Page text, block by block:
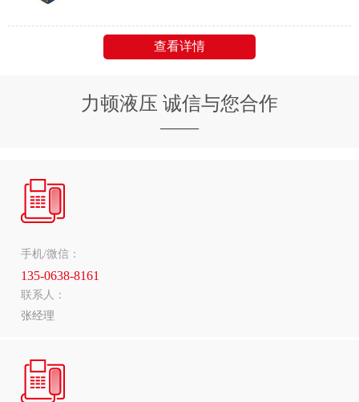
查看详情
力顿液压 诚信与您合作
——
手机/微信：
135-0638-8161
联系人：
张经理